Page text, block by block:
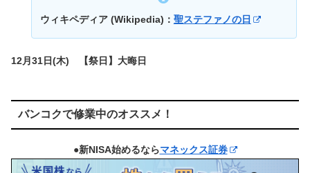
ウィキペディア (Wikipedia)： 聖ステファノの日
12月31日(木) 【祭日】大晦日
バンコクで修業中のオススメ！
●新NISA始めるならマネックス証券